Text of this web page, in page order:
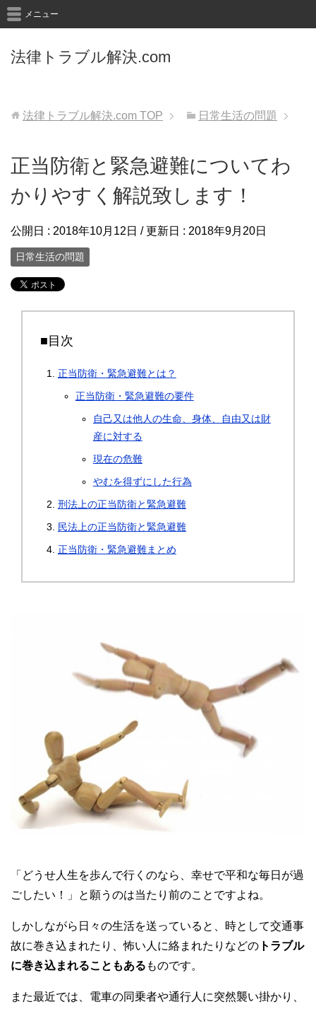
法律トラブル解決.com
メニュー
法律トラブル解決.com TOP 日常生活の問題
正当防衛と緊急避難についてわ
かりやすく解説致します！
公開日 : 2018年10月12日 / 更新日 : 2018年9月20日
日常生活の問題
■目次
正当防衛・緊急避難とは？
正当防衛・緊急避難の要件
自己又は他人の生命、身体、自由又は財
産に対する
現在の危難
やむを得ずにした行為
刑法上の正当防衛と緊急避難
民法上の正当防衛と緊急避難
正当防衛・緊急避難まとめ
「どうせ人生を歩んで行くのなら、幸せで平和な毎日が過
ごしたい！」と願うのは当たり前のことですよね。
しかしながら日々の生活を送っていると、時として交通事
故に巻き込まれたり、怖い人に絡まれたりなどの トラブル
に巻き込まれることもある ものです。
また最近では、電車の同乗者や通行人に突然襲い掛かり、